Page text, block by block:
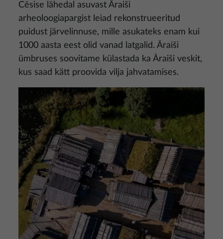
Cēsise lähedal asuvast Āraiši
arheoloogiapargist leiad rekonstrueeritud
puidust järvelinnuse, mille asukateks enam kui
1000 aasta eest olid vanad latgalid. Āraiši
ümbruses soovitame külastada ka Āraiši veskit,
kus saad kätt proovida vilja jahvatamises.